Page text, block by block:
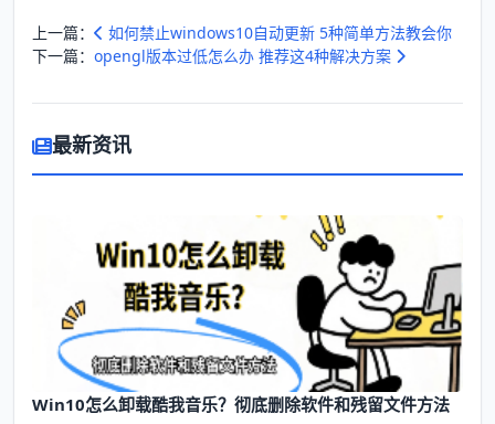
上一篇：
如何禁止windows10自动更新 5种简单方法教会你
下一篇： opengl版本过低怎么办 推荐这4种解决方案
最新资讯
Win10怎么卸载酷我音乐？彻底删除软件和残留文件方法